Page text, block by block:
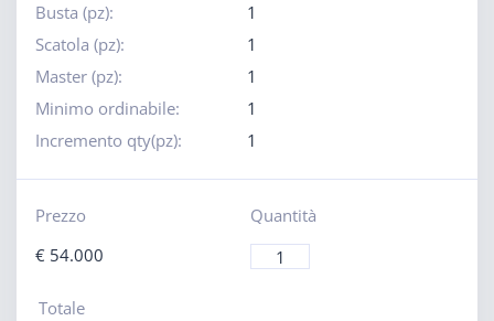
Busta (pz):
1
Scatola (pz):
1
Master (pz):
1
Minimo ordinabile:
1
Incremento qty(pz):
1
Prezzo
€54.000
Quantità
Totale